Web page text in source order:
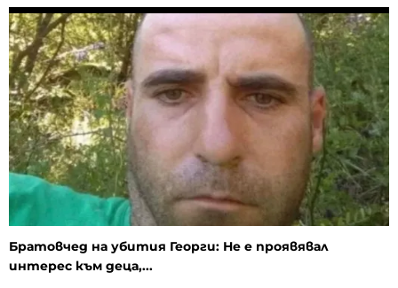
Братовчед на убития Георги: Не е проявявал
интерес към деца,...